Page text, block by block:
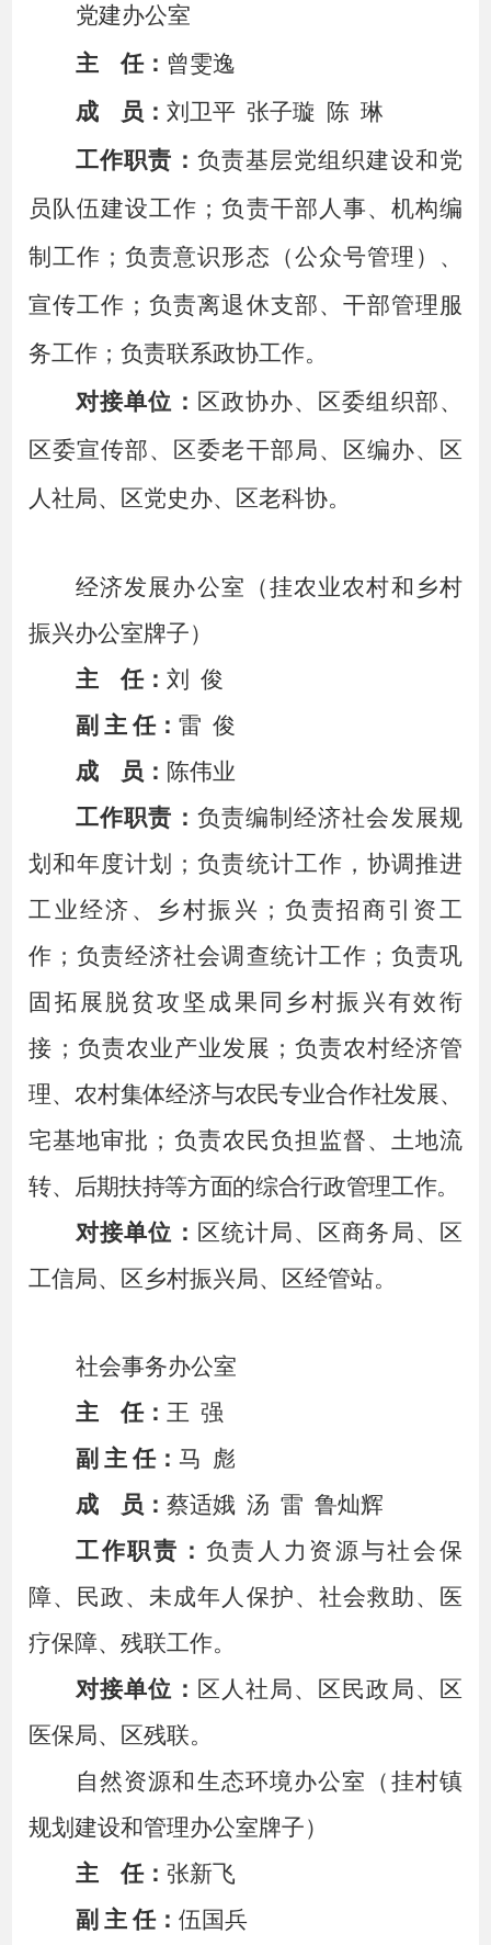
党建办公室
主
任： 曾雯逸
成
员：刘卫平 张子璇 陈 琳
工作职责： 负责基层党组织建设和党
员队伍建设工作 ；负责干部人事、机构编
制工作；负责意识形态（公众号管理）、
宣传工作；负责离退休支部、干部管理服
务工作；负责联系政协工作。
对接单位： 区政协办、区委组织部、
区委宣传部、区委老干部局、区编办、区
人社局、区党史办、区老科协。
经济发展办公室（挂农业农村和 乡村
振兴办公室牌子）
主
任：刘
俊
副 主 任：雷 俊
成
员： 陈伟业
工作职责： 负责编制经济社会发展规
划和年度计划； 负责统计工作，协调推进
工业经济、乡村振兴；负责招商引资工
作；负责经济社会调查统计工作；负责巩
固拓展脱贫攻坚成果同乡村振兴有效衔
接； 负责农业产业发展； 负责农村经济管
理、农村集体经济与农民专业合作社发展、
宅基地审批 ； 负责农民负担监督、土地流
转、后期扶持等方面的综合行政管理工作。
对接单位： 区统计局、区商务局、区
工信局、区乡村振兴局、区经管站。
社会事务办公室
主
任：王 强
副 主 任： 马 彪
成
员：蔡适娥 汤 雷 鲁灿辉
工作职责： 负责人力资源与社会保
障、民政、未成年人保护、社会救助、医
疗保障、残联工作。
对接单位： 区人社局、区民政局、区
医保局、区残联。
自然资源和生态环境办公室（挂村镇
规划建设和管理办公室牌子）
主
任：张新飞
副 主 任：伍国兵